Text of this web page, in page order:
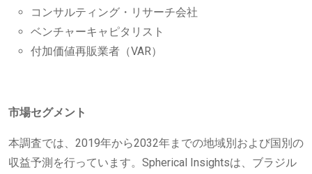
コンサルティング・リサーチ会社
ベンチャーキャピタリスト
付加価値再販業者（VAR）
市場セグメント
本調査では、2019年から2032年までの地域別および国別の
収益予測を行っています。Spherical Insightsは、ブラジル